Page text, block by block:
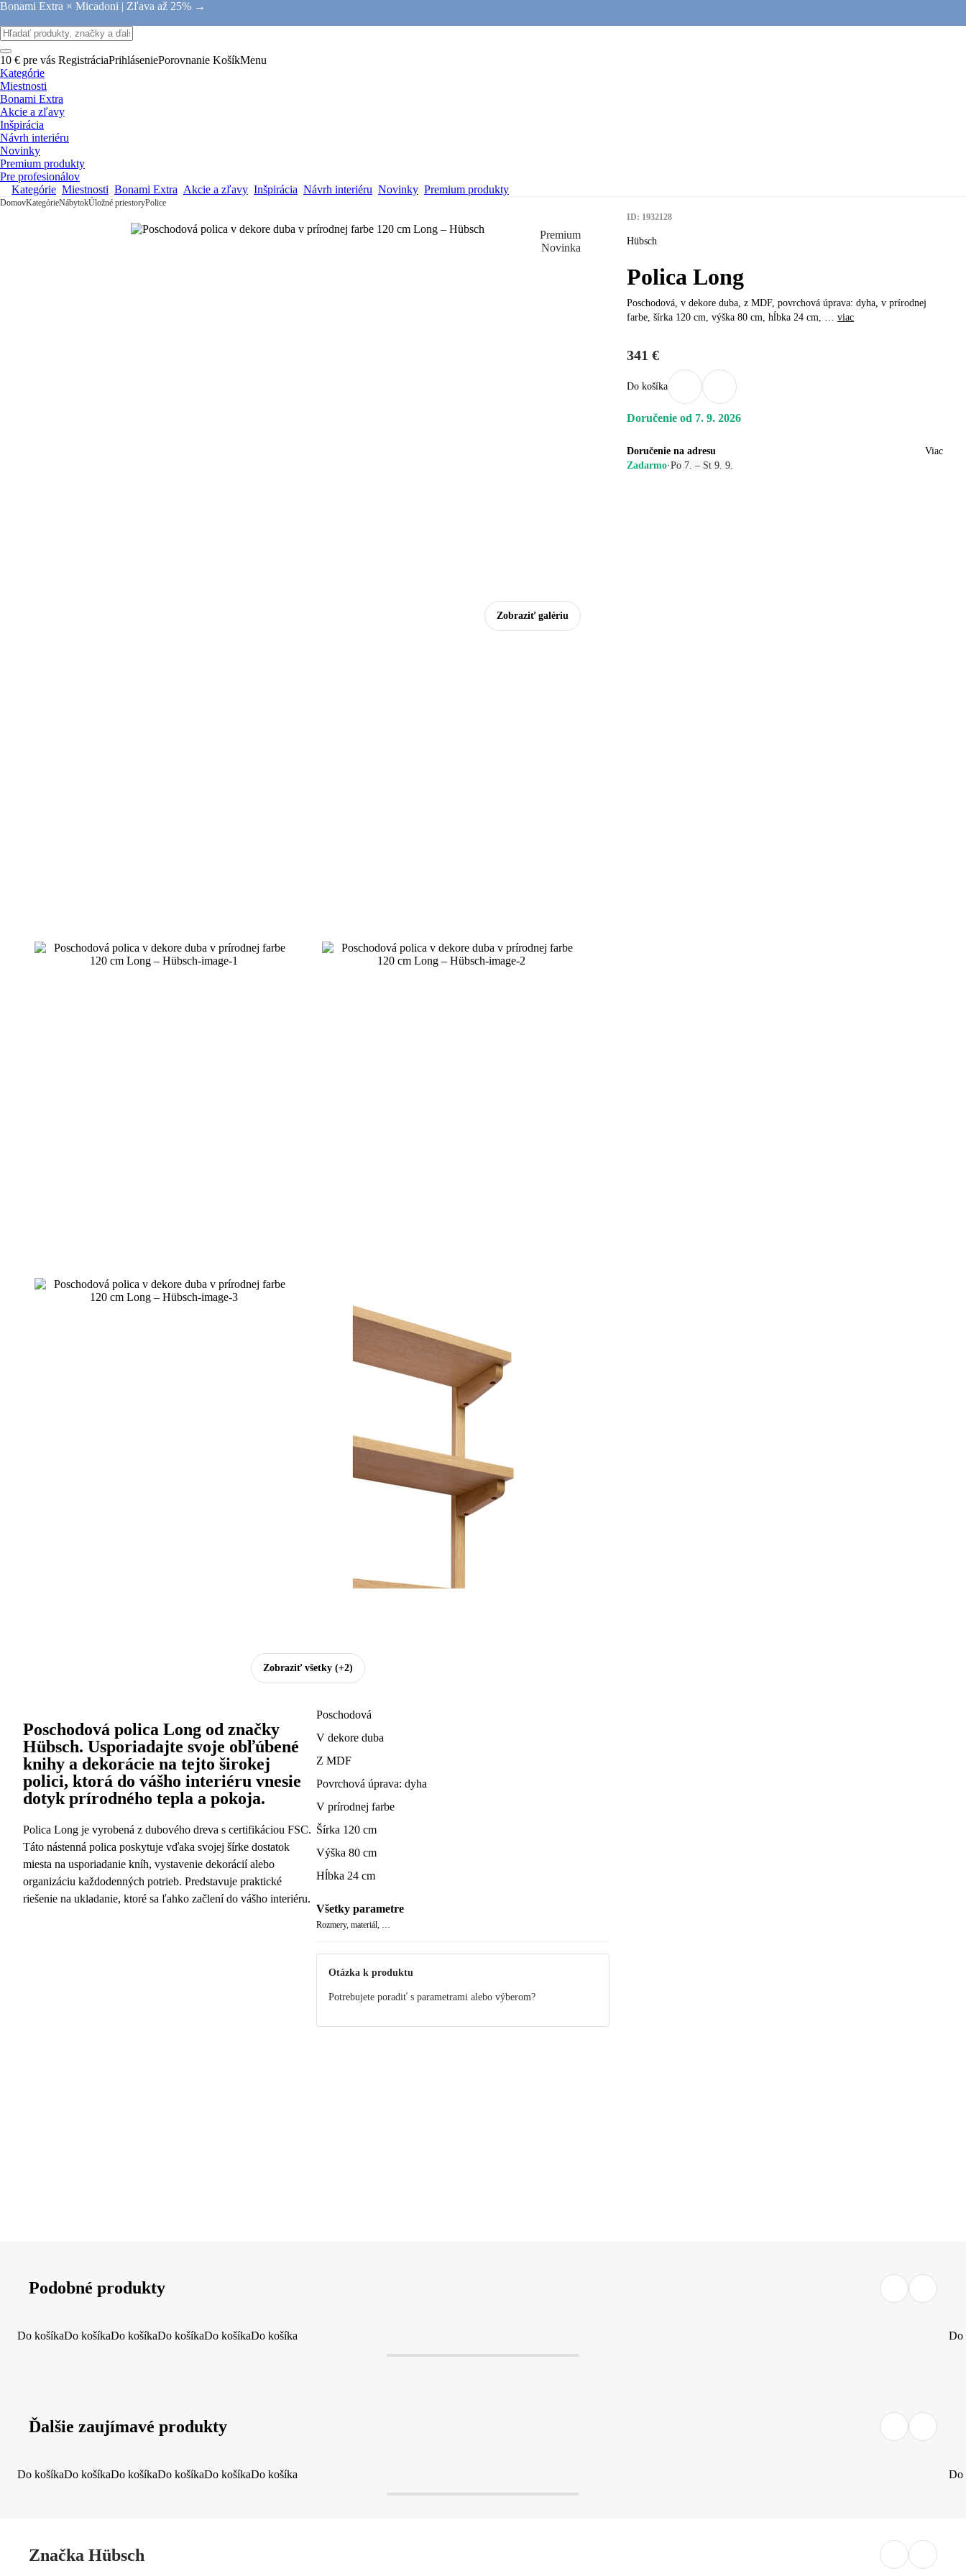
Bonami Extra × Micadoni | Zľava až 25% →
10 € pre vás RegistráciaPrihláseniePorovnanie KošíkMenu
Kategórie
Miestnosti
Bonami Extra
Akcie a zľavy
Inšpirácia
Návrh interiéru
Novinky
Premium produkty
Pre profesionálov
Kategórie Miestnosti Bonami Extra Akcie a zľavy Inšpirácia Návrh interiéru Novinky Premium produkty
DomovKategórieNábytokÚložné priestoryPolice
Zobraziť galériu
Zobraziť všetky(+2)
Premium
Novinka
ID: 1932128
Hübsch
Polica Long
Poschodová, v dekore duba, z MDF, povrchová úprava: dyha, v prírodnej
farbe, šírka 120 cm, výška 80 cm, hĺbka 24 cm, … viac
341 €
Do košíka
Doručenie od 7. 9. 2026
Doručenie na adresu
Zadarmo·Po 7. – St 9. 9.
Viac
Poschodová polica Long od značky
Hübsch. Usporiadajte svoje obľúbené
knihy a dekorácie na tejto širokej
polici, ktorá do vášho interiéru vnesie
dotyk prírodného tepla a pokoja.
Polica Long je vyrobená z dubového dreva s certifikáciou FSC.
Táto nástenná polica poskytuje vďaka svojej šírke dostatok
miesta na usporiadanie kníh, vystavenie dekorácií alebo
organizáciu každodenných potrieb. Predstavuje praktické
riešenie na ukladanie, ktoré sa ľahko začlení do vášho interiéru.
Poschodová
V dekore duba
Z MDF
Povrchová úprava: dyha
V prírodnej farbe
Šírka 120 cm
Výška 80 cm
Hĺbka 24 cm
Všetky parametre
Rozmery, materiál, …
Otázka k produktu
Potrebujete poradiť s parametrami alebo výberom?
Podobné produkty
Do košíkaDo košíkaDo košíkaDo košíkaDo košíkaDo košíka Do
Ďalšie zaujímavé produkty
Do košíkaDo košíkaDo košíkaDo košíkaDo košíkaDo košíka Do
Značka Hübsch